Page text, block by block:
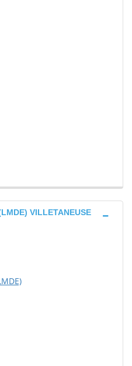
VILLETANEUSE